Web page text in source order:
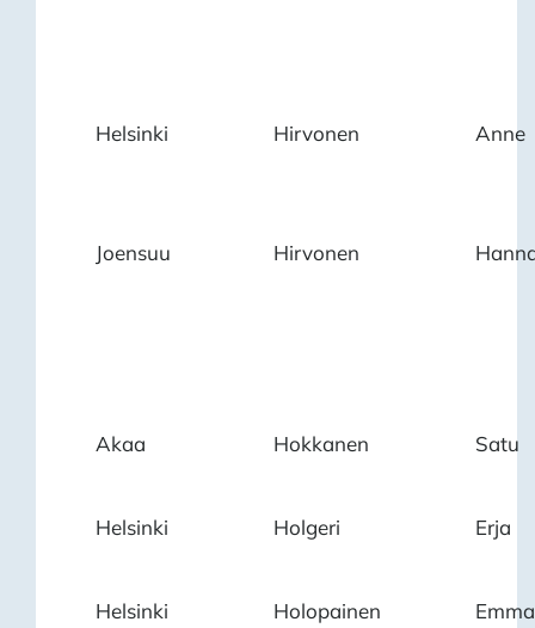
Helsinki Hirvonen Anne
Joensuu Hirvonen
Akaa Hokkanen Satu
Helsinki Holgeri Erja
Helsinki Holopainen Emma